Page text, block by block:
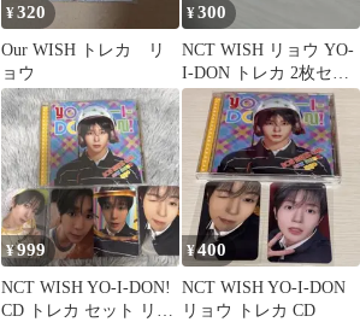
¥320
Our WISH トレカ リ
ョウ
¥300
NCT WISH リョウ YO-
I-DON トレカ 2枚セッ
ト
¥999
NCT WISH YO-I-DON!
CD トレカ セット リョ
¥400
NCT WISH YO-I-DON
リョウ トレカ CD